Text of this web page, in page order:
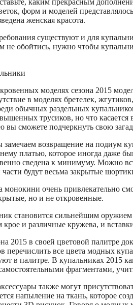
каким прекрасным
форм и моделей
женская красота.
существуют и для
не обойтись, нужно чтобы
моделях сезона 2015
в моделях бретелек,
обычных раздельных
трусиков, но что
вы сможете подчеркнуть свою
замечаем возвращение на подиум
платью, которое иногда даже
сведена к минимуму. Можно
будут весьма закрытые
монокини очень привлекательно
но и не откровенные.
становится сильнейшим
крое и различные кружева, и
2015 в своей цветовой палитре
перечислить все цвета модных
в палитре. В купальниках 2015
фрагментами,
также могут
напыление на ткань, которое